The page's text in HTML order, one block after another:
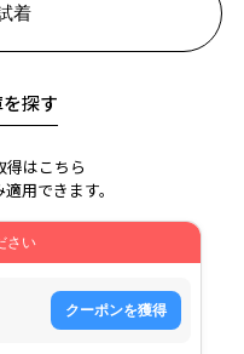
着
探す
はこちら
用できます。